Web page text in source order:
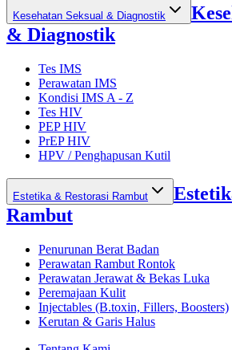
Kesehatan Seksual & Diagnostik
& Diagnostik
Tes IMS
Perawatan IMS
Kondisi IMS A - Z
Tes HIV
PEP HIV
PrEP HIV
HPV / Penghapusan Kutil
Estetika & Restorasi Rambut
Rambut
Penurunan Berat Badan
Perawatan Rambut Rontok
Perawatan Jerawat & Bekas Luka
Peremajaan Kulit
Injectables (B.toxin, Fillers, Boosters)
Kerutan & Garis Halus